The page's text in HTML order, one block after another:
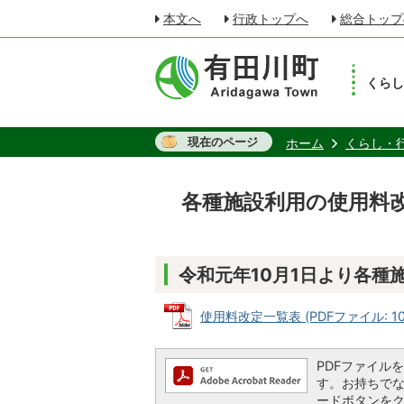
本文へ 行政トップへ 総合トッ
くら
現在のページ ホーム くらし・
各種施設利用の使用料
令和元年10月1日より各種
使用料改定一覧表 (PDFファイル:
PDFファイル
す。お持ちで
ードボタンを